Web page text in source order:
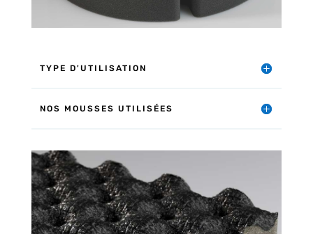
TYPE D'UTILISATION
NOS MOUSSES UTILISÉES